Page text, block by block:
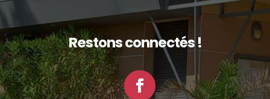
Restons connectés !